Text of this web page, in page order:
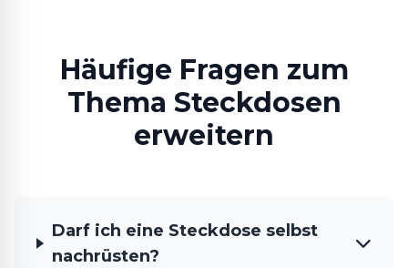
Häufige Fragen zum
Thema Steckdosen
erweitern
Darf ich eine Steckdose selbst
nachrüsten?